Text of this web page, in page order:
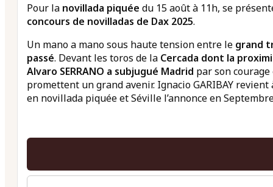
Pour la novillada piquée du 15 août à 11h, se
concours de novilladas de Dax 2025.
Un mano a mano sous haute tension entre le grand
passé. Devant les toros de la Cercada dont la
Alvaro SERRANO a subjugué Madrid par son
promettent un grand avenir. Ignacio GARIBAY
en novillada piquée et Séville l’annonce en